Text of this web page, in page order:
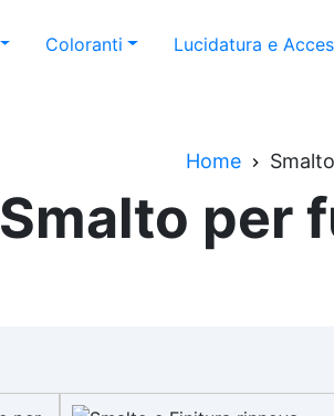
Coloranti Lucidatura e
Home
Smalto per